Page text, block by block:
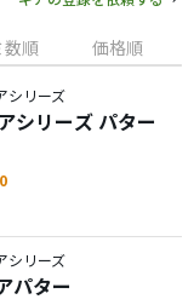
数順 価格順
シリーズ
シリーズ パター
シリーズ
パター